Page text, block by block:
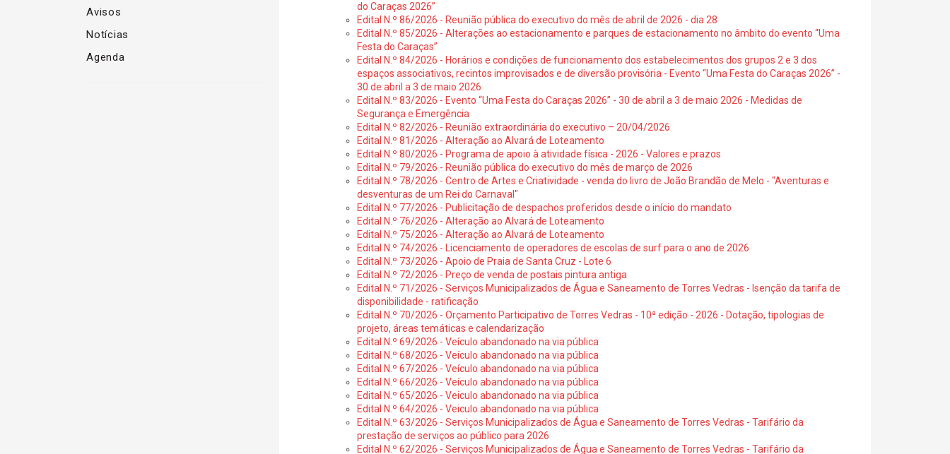
Avisos
Notícias
Agenda
do Caraças 2026”
Edital N.º 86/2026 - Reunião pública do executivo do mês de abril de 2026 - dia 28
Edital N.º 85/2026 - Alterações ao estacionamento e parques de estacionamento no âmbito do evento “Uma
Festa do Caraças”
Edital N.º 84/2026 - Horários e condições de funcionamento dos estabelecimentos dos grupos 2 e 3 dos
espaços associativos, recintos improvisados e de diversão provisória - Evento “Uma Festa do Caraças 2026” -
30 de abril a 3 de maio 2026
Edital N.º 83/2026 - Evento “Uma Festa do Caraças 2026” - 30 de abril a 3 de maio 2026 - Medidas de
Segurança e Emergência
Edital N.º 82/2026 - Reunião extraordinária do executivo – 20/04/2026
Edital N.º 81/2026 - Alteração ao Alvará de Loteamento
Edital N.º 80/2026 - Programa de apoio à atividade física - 2026 - Valores e prazos
Edital N.º 79/2026 - Reunião pública do executivo do mês de março de 2026
Edital N.º 78/2026 - Centro de Artes e Criatividade - venda do livro de João Brandão de Melo - "Aventuras e
desventuras de um Rei do Carnaval"
Edital N.º 77/2026 - Publicitação de despachos proferidos desde o início do mandato
Edital N.º 76/2026 - Alteração ao Alvará de Loteamento
Edital N.º 75/2026 - Alteração ao Alvará de Loteamento
Edital N.º 74/2026 - Licenciamento de operadores de escolas de surf para o ano de 2026
Edital N.º 73/2026 - Apoio de Praia de Santa Cruz - Lote 6
Edital N.º 72/2026 - Preço de venda de postais pintura antiga
Edital N.º 71/2026 - Serviços Municipalizados de Água e Saneamento de Torres Vedras - Isenção da tarifa de
disponibilidade - ratificação
Edital N.º 70/2026 - Orçamento Participativo de Torres Vedras - 10ª edição - 2026 - Dotação, tipologias de
projeto, áreas temáticas e calendarização
Edital N.º 69/2026 - Veículo abandonado na via pública
Edital N.º 68/2026 - Veículo abandonado na via pública
Edital N.º 67/2026 - Veículo abandonado na via pública
Edital N.º 66/2026 - Veículo abandonado na via pública
Edital N.º 65/2026 - Veiculo abandonado na via pública
Edital N.º 64/2026 - Veiculo abandonado na via pública
Edital N.º 63/2026 - Serviços Municipalizados de Água e Saneamento de Torres Vedras - Tarifário da
prestação de serviços ao público para 2026
Edital N.º 62/2026 - Serviços Municipalizados de Água e Saneamento de Torres Vedras - Tarifário da